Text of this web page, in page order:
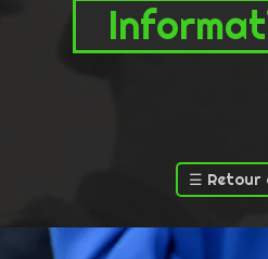
☰ Retour